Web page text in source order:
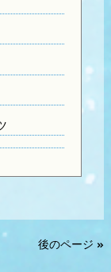
後のページ »